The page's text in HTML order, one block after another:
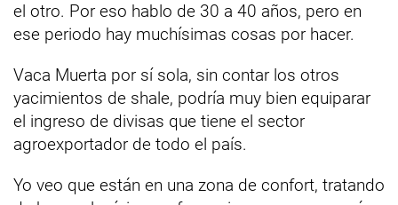
el otro. Por eso hablo de 30 a 40 años, pero en
ese periodo hay muchísimas cosas por hacer.
Vaca Muerta por sí sola, sin contar los otros
yacimientos de shale, podría muy bien equiparar
el ingreso de divisas que tiene el sector
agroexportador de todo el país.
Yo veo que están en una zona de confort, tratando